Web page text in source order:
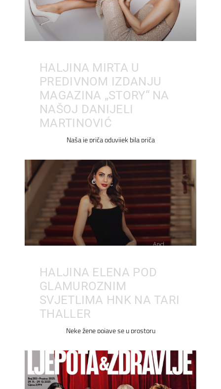
HALJINA MIRTA U
PREDIVNOM IZDANJU
MAGAZINA „STORY“ NA
NAŠOJ DANIJELI
MARTINOVIĆ
Naša je priča oduvijek bila priča
HALJINA ELENA POD
GLAMUROZNIM
SVJETLIMA HNK NA TARI
THALLER
Neke žene pojave se u prostoru